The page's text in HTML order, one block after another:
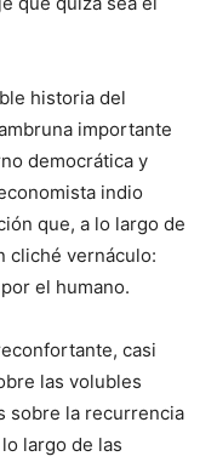
historia del
importante
democrática y
indio
que, a lo largo de
cliché vernáculo:
el humano.
casi
las volubles
sobre la recurrencia
largo de las